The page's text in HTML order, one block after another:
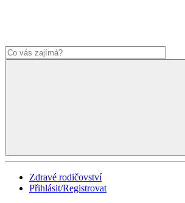
Zdravé rodičovství
Přihlásit/Registrovat